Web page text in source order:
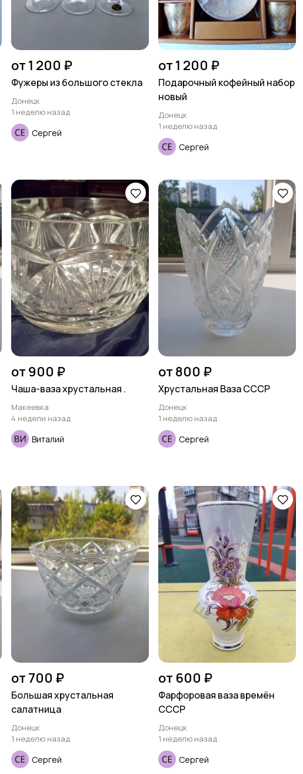
от 1 200 ₽
Фужеры из большого стекла
Донецк
1 неделю назад
Сергей
от 1 200 ₽
Подарочный кофейный набор
новый
Донецк
1 неделю назад
Сергей
от 900 ₽
Чаша-ваза хрустальная .
Макеевка
4 недели назад
Виталий
от 800 ₽
Хрустальная Ваза СССР
Донецк
1 неделю назад
Сергей
от 700 ₽
Большая хрустальная
салатница
Донецк
1 неделю назад
Сергей
от 600 ₽
Фарфоровая ваза времён
СССР
Донецк
1 неделю назад
Сергей